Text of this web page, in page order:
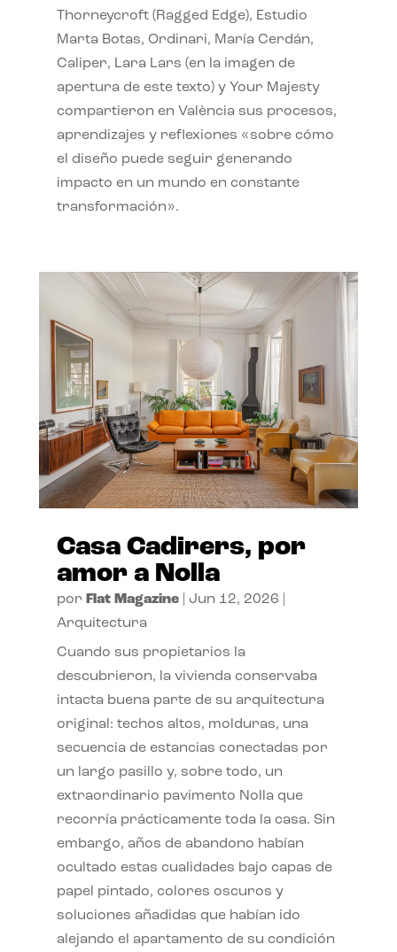
Thorneycroft (Ragged Edge), Estudio
Marta Botas, Ordinari, María Cerdán,
Caliper, Lara Lars (en la imagen de
apertura de este texto) y Your Majesty
compartieron en València sus procesos,
aprendizajes y reflexiones «sobre cómo
el diseño puede seguir generando
impacto en un mundo en constante
transformación».
Casa Cadirers, por
amor a Nolla
por Flat Magazine| Jun 12, 2026
Arquitectura
Cuando sus propietarios la
descubrieron, la vivienda conservaba
intacta buena parte de su arquitectura
original: techos altos, molduras, una
secuencia de estancias conectadas por
un largo pasillo y, sobre todo, un
extraordinario pavimento Nolla que
recorría prácticamente toda la casa. Sin
embargo, años de abandono habían
ocultado estas cualidades bajo capas de
papel pintado, colores oscuros y
soluciones añadidas que habían ido
alejando el apartamento de su condición